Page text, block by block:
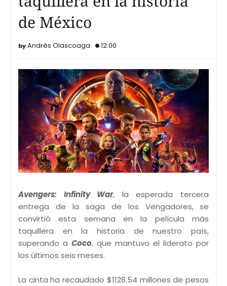
de México
Andrés Olascoaga 12:00
Avengers: Infinity War, la esperada tercera
entrega de la saga de los Vengadores, se
convirtió esta semana en la película más
taquillera en la historia de nuestro país,
superando a Coco, que mantuvo el liderato por
los últimos seis meses.
La cinta ha recaudado $1128.54 millones de pesos